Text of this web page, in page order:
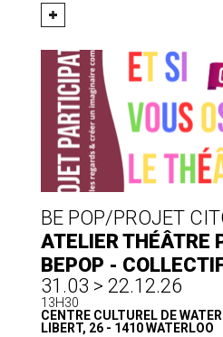
BE POP/PROJET
ATELIER THÉÂTRE
BEPOP -
31.03 > 22.12.26
13H30
CENTRE CULTUREL DE
LIBERT, 26 - 1410 WATERLOO